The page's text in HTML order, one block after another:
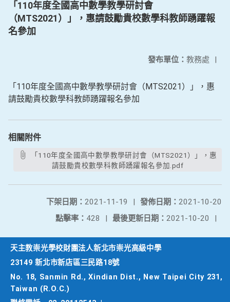
「110年度全國高中數學教學研討會
（MTS2021）」，惠請鼓勵貴校數學科教師踴躍報
名參加
發布單位： 教務處 |
「110年度全國高中數學教學研討會（MTS2021）」，惠
請鼓勵貴校數學科教師踴躍報名參加
相關附件
請鼓勵貴校數學科教師踴躍報名參加.pdf
發佈日期： 2021-10-20
下架日期： 2021-11-19
|
最後更新日期： 2021-10-20 |
點擊率： 428 |
天主教崇光學校財團法人新北市崇光高級中學
23149 新北市新店區三民路18號
No. 18, Sanmin Rd., Xindian Dist., New Taipei City 231,
Taiwan (R.O.C.)